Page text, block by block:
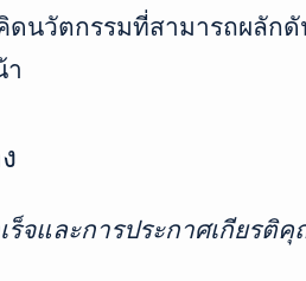
นวัตกรรมที่สามารถผลักดั
า
ร็จและการประกาศเกียรติ